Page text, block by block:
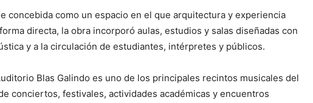
concebida como un espacio en el que arquitectura y experiencia
directa, la obra incorporó aulas, estudios y salas diseñadas con
y a la circulación de estudiantes, intérpretes y públicos.
Blas Galindo es uno de los principales recintos musicales del
conciertos, festivales, actividades académicas y encuentros